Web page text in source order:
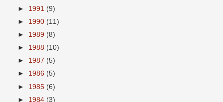
► 1991 (9)
► 1990 (11)
► 1989 (8)
► 1988 (10)
► 1987 (5)
► 1986 (5)
► 1985 (6)
► 1984 (3)